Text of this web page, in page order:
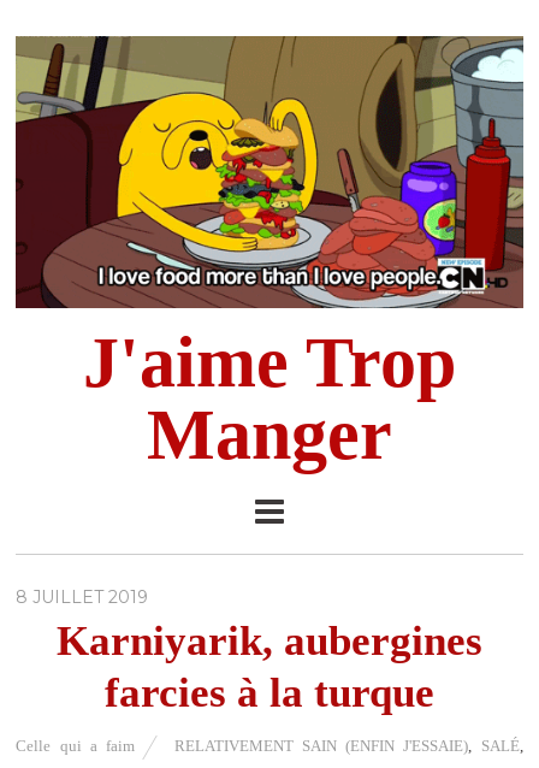
J'aime Trop
Manger
8 JUILLET 2019
Karniyarik, aubergines
farcies à la turque
Celle qui a faim RELATIVEMENT SAIN (ENFIN J'ESSAIE) SALÉ,